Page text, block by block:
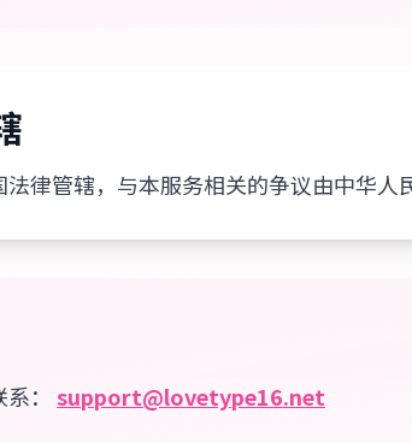
律管辖，与本服务相关的争议由中华人
： support@lovetype16.net